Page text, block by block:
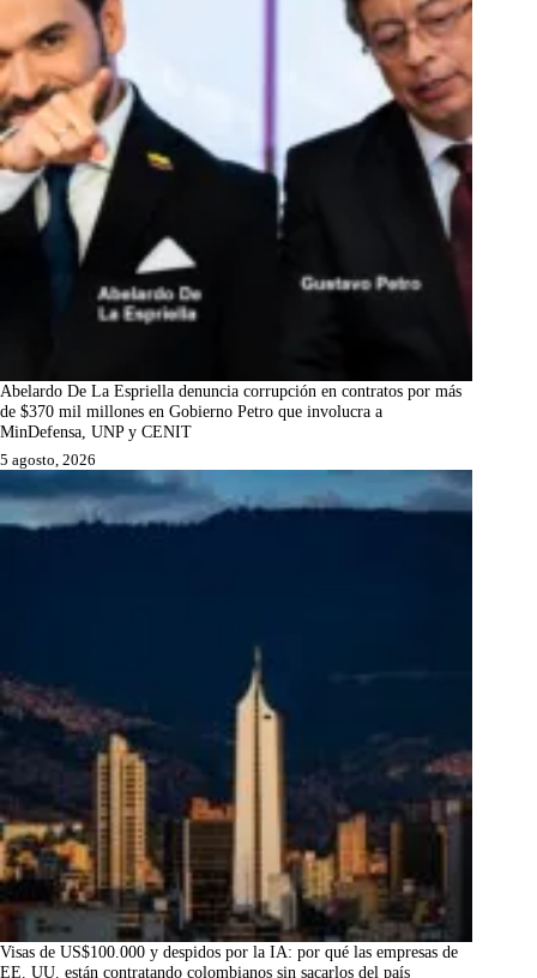
Abelardo De La Espriella denuncia corrupción en contratos por más
de $370 mil millones en Gobierno Petro que involucra a
MinDefensa, UNP y CENIT
5 agosto, 2026
Visas de US$100.000 y despidos por la IA: por qué las empresas de
EE. UU. están contratando colombianos sin sacarlos del país